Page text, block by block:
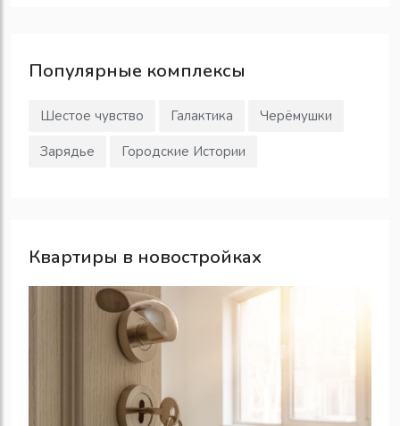
Популярные комплексы
Шестое чувство Галактика
Черёмушки
Зарядье
Городские Истории
Квартиры в новостройках